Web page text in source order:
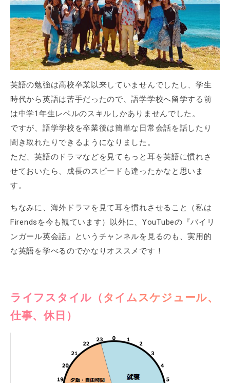
英語の勉強は高校卒業以来していませんでしたし、学生
時代から英語は苦手だったので、語学学校へ留学する前
は中学1年生レベルのスキルしかありませんでした。
ですが、語学学校を卒業後は簡単な日常会話を話したり
聞き取れたりできるようになりました。
ただ、英語のドラマなどを見てもっと耳を英語に慣れさ
せておいたら、成長のスピードも違ったかなと思いま
す。
ちなみに、海外ドラマを見て耳を慣れさせること（私は
Firendsを今も観ています）以外に、YouTubeの『バイリ
ンガール英会話』というチャンネルを見るのも、実用的
な英語を学べるのでかなりオススメです！
ライフスタイル（タイムスケジュール、
仕事、休日）